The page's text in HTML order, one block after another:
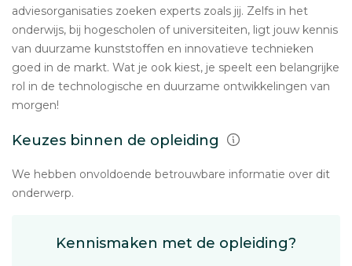
adviesorganisaties zoeken experts zoals jij. Zelfs in het
onderwijs, bij hogescholen of universiteiten, ligt jouw kennis
van duurzame kunststoffen en innovatieve technieken
goed in de markt. Wat je ook kiest, je speelt een belangrijke
rol in de technologische en duurzame ontwikkelingen van
morgen!
Keuzes binnen de opleiding
We hebben onvoldoende betrouwbare informatie over dit
onderwerp.
Kennismaken met de opleiding?